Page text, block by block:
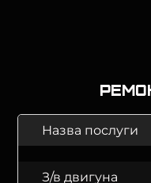
Назва послуги
З/в двигуна